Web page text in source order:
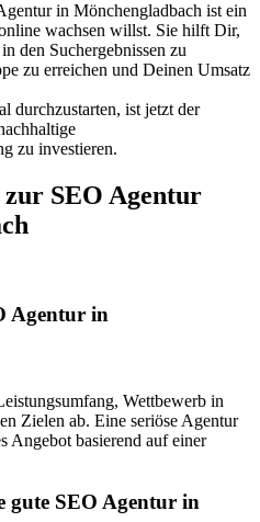
in Mönchengladbach ist ein
wachsen willst. Sie hilft Dir,
den Suchergebnissen zu
zu erreichen und Deinen Umsatz
durchzustarten, ist jetzt der
zu investieren.
SEO Agentur
Agentur in
Wettbewerb in
Zielen ab. Eine seriöse Agentur
Angebot basierend auf einer
gute SEO Agentur in